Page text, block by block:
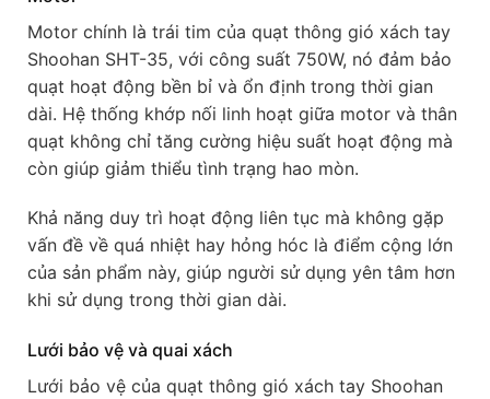
Motor chính là trái tim của quạt thông gió xách tay
Shoohan SHT-35, với công suất 750W, nó đảm bảo
quạt hoạt động bền bỉ và ổn định trong thời gian
dài. Hệ thống khớp nối linh hoạt giữa motor và thân
quạt không chỉ tăng cường hiệu suất hoạt động mà
còn giúp giảm thiểu tình trạng hao mòn.
Khả năng duy trì hoạt động liên tục mà không gặp
vấn đề về quá nhiệt hay hỏng hóc là điểm cộng lớn
của sản phẩm này, giúp người sử dụng yên tâm hơn
khi sử dụng trong thời gian dài.
Lưới bảo vệ và quai xách
Lưới bảo vệ của quạt thông gió xách tay Shoohan